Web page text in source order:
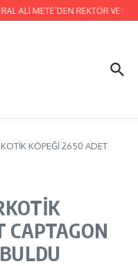
ALİ METE’DEN REKTÖR VEYSEL
KÖPEĞİ 2650 ADET
CAPTAGON